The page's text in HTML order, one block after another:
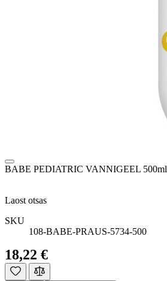
BABE PEDIATRIC VANNIGEEL 500ml
Laost otsas
SKU
108-BABE-PRAUS-5734-500
18,22 €